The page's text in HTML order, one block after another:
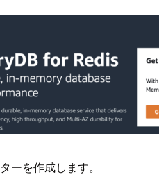
ーを作成します。